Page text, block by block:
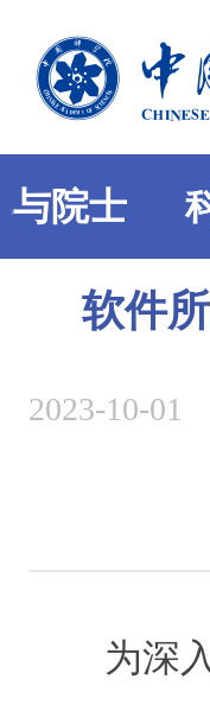
与院士
软件
2023-10-01
为深